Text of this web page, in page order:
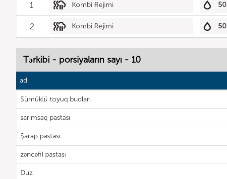
1 Kombi Rejimi 50
2 Kombi Rejimi 50
Tərkibi - porsiyaların sayı - 10
ad
Sümüklü toyuq budları
sarımsaq pastası
Şarap pastası
zəncəfil pastası
Duz